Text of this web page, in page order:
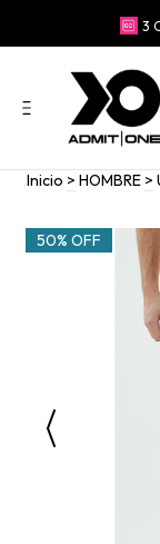
3
Inicio > HOMBRE >
50% OFF